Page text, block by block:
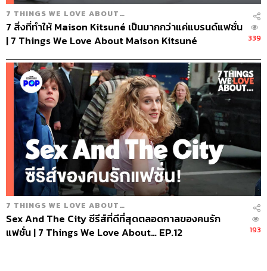
7 THINGS WE LOVE ABOUT…
7 สิ่งที่ทำให้ Maison Kitsuné เป็นมากกว่าแค่แบรนด์แฟชั่น
| 7 Things We Love About Maison Kitsuné
339
7 THINGS WE LOVE ABOUT…
Sex And The City ซีรีส์ที่ดีที่สุดตลอดกาลของคนรัก
แฟชั่น | 7 Things We Love About… EP.12
193